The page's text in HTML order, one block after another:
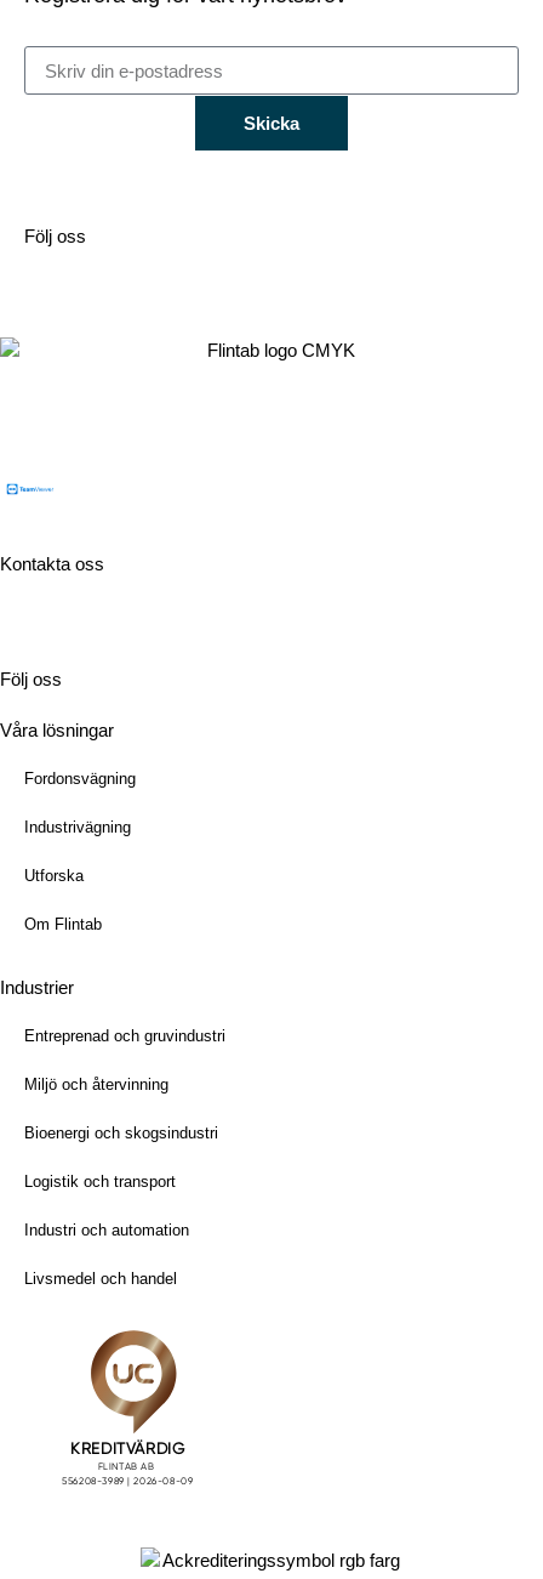
Skicka
Följ oss
Kontakta oss
Följ oss
Våra lösningar
Fordonsvägning
Industrivägning
Utforska
Om Flintab
Industrier
Entreprenad och gruvindustri
Miljö och återvinning
Bioenergi och skogsindustri
Logistik och transport
Industri och automation
Livsmedel och handel